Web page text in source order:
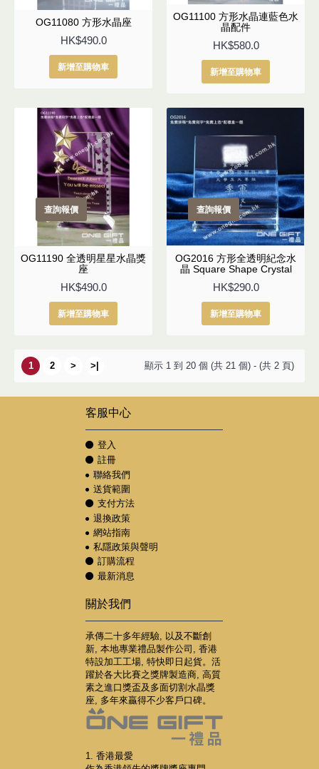
OG11080 方形水晶座
HK$490.0
新增至購物車
OG11100 方形水晶連藍色水
晶配件
HK$580.0
新增至購物車
OG11190 全透明星星水晶獎
座
HK$490.0
新增至購物車
查詢報價
OG2016 方形全透明紀念水
晶 Square Shape Crystal
HK$290.0
新增至購物車
查詢報價
1 2 > >| 顯示 1 到 20 個 (共 21 個) - (共 2 頁)
客服中心
登入
註冊
聯絡我們
送貨範圍
支付方法
退換政策
網站指南
私隱政策與聲明
訂購流程
最新消息
關於我們
承傳二十多年經驗, 以及不斷創
新, 本地專業禮品製作公司, 香港
特設加工工場, 特快即日起貨。活
躍於各大比賽之獎牌製造商, 高質
素之進口獎盃及多面切割水晶獎
座, 多年來贏得不少客戶口碑。
1. 香港最愛